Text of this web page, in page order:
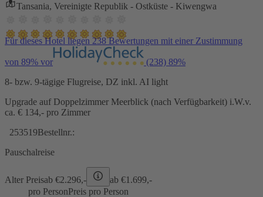
Tansania, Vereinigte Republik - Ostküste - Kiwengwa
Für dieses Hotel liegen 238 Bewertungen mit einer Zustimmung
von 89% vor (238) 89%
8- bzw. 9-tägige Flugreise, DZ inkl. AI light
Upgrade auf Doppelzimmer Meerblick (nach Verfügbarkeit) i.W.v.
ca. € 134,- pro Zimmer
253519Bestellnr.:
Pauschalreise
Alter Preisab €2.296,- ab €1.699,-
pro PersonPreis pro Person